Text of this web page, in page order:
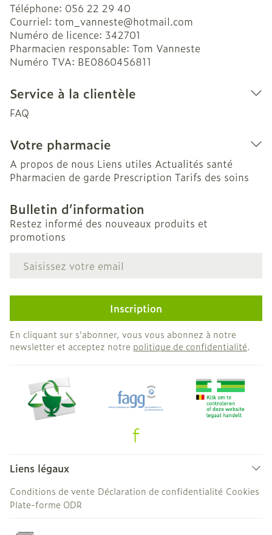
Téléphone: 056 22 29 40
Courriel: tom_vanneste@hotmail.com
Numéro de licence: 342701
Pharmacien responsable: Tom Vanneste
Numéro TVA: BE0860456811
Service à la clientèle
FAQ
Votre pharmacie
A propos de nous Liens utiles Actualités santé
Pharmacien de garde Prescription Tarifs des soins
Bulletin d’information
Restez informé des nouveaux produits et
promotions
Adresse mail
Inscription
En cliquant sur s'abonner, vous vous abonnez à notre
newsletter et acceptez notre politique de confidentialité.
Liens légaux
Conditions de vente Déclaration de confidentialité Cookies
Plate-forme ODR